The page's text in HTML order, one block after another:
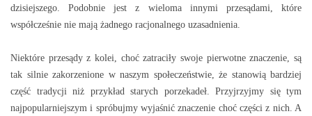
dzisiejszego. Podobnie jest z wieloma innymi przesądami, które
współcześnie nie mają żadnego racjonalnego uzasadnienia.
Niektóre przesądy z kolei, choć zatraciły swoje pierwotne znaczenie, są
tak silnie zakorzenione w naszym społeczeństwie, że stanowią bardziej
część tradycji niż przykład starych porzekadeł. Przyjrzyjmy się tym
najpopularniejszym i spróbujmy wyjaśnić znaczenie choć części z nich. A